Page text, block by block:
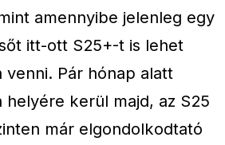
amennyibe jelenleg egy
itt-ott S25+-t is lehet
Pár hónap alatt
helyére kerül majd, az S25
már elgondolkodtató